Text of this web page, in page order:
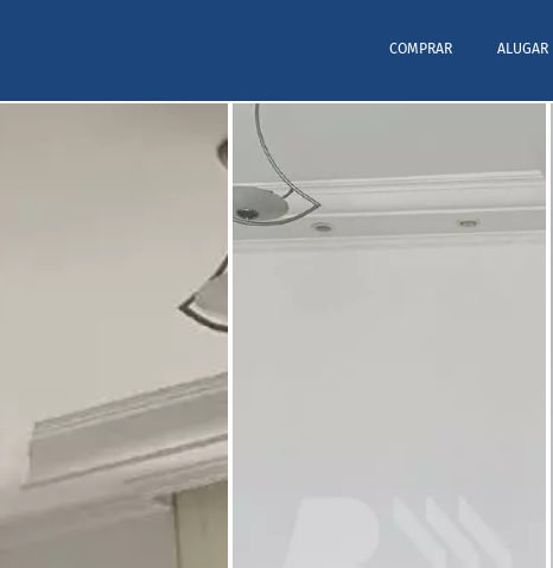
COMPRAR ALUGAR